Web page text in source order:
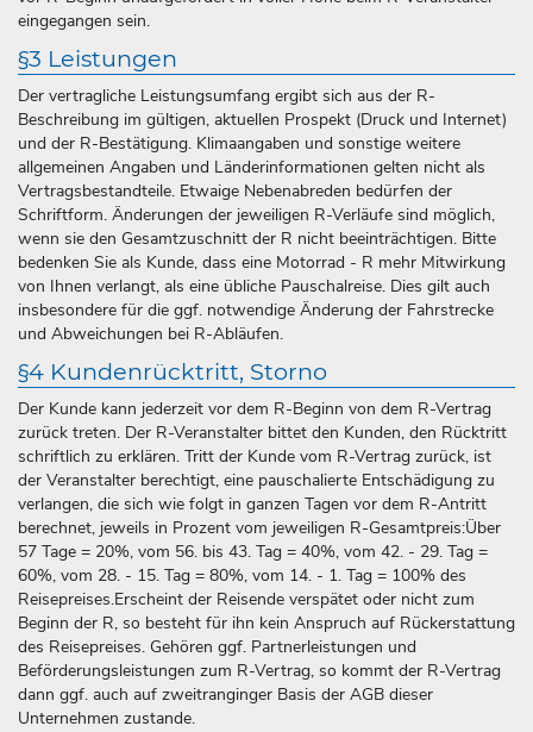
eingegangen sein.
§3 Leistungen
Der vertragliche Leistungsumfang ergibt sich aus der R-
Beschreibung im gültigen, aktuellen Prospekt (Druck und Internet)
und der R-Bestätigung. Klimaangaben und sonstige weitere
allgemeinen Angaben und Länderinformationen gelten nicht als
Vertragsbestandteile. Etwaige Nebenabreden bedürfen der
Schriftform. Änderungen der jeweiligen R-Verläufe sind möglich,
wenn sie den Gesamtzuschnitt der R nicht beeinträchtigen. Bitte
bedenken Sie als Kunde, dass eine Motorrad - R mehr Mitwirkung
von Ihnen verlangt, als eine übliche Pauschalreise. Dies gilt auch
insbesondere für die ggf. notwendige Änderung der Fahrstrecke
und Abweichungen bei R-Abläufen.
§4 Kundenrücktritt, Storno
Der Kunde kann jederzeit vor dem R-Beginn von dem R-Vertrag
zurück treten. Der R-Veranstalter bittet den Kunden, den Rücktritt
schriftlich zu erklären. Tritt der Kunde vom R-Vertrag zurück, ist
der Veranstalter berechtigt, eine pauschalierte Entschädigung zu
verlangen, die sich wie folgt in ganzen Tagen vor dem R-Antritt
berechnet, jeweils in Prozent vom jeweiligen R-Gesamtpreis:Über
57 Tage = 20%, vom 56. bis 43. Tag = 40%, vom 42. - 29. Tag =
60%, vom 28. - 15. Tag = 80%, vom 14. - 1. Tag = 100% des
Reisepreises.Erscheint der Reisende verspätet oder nicht zum
Beginn der R, so besteht für ihn kein Anspruch auf Rückerstattung
des Reisepreises. Gehören ggf. Partnerleistungen und
Beförderungsleistungen zum R-Vertrag, so kommt der R-Vertrag
dann ggf. auch auf zweitranginger Basis der AGB dieser
Unternehmen zustande.